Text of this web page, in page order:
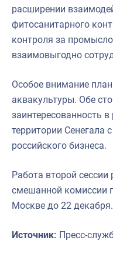
расширении
фитосанитарного
контроля за
взаимовыгодно
Особое внимание
аквакультуры. Обе
заинтересованность
территории Сенегала
российского
Работа второй сессии
смешанной комиссии
Москве до 22 декабря.
Источник: Пресс-